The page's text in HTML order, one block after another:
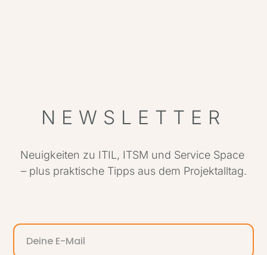
NEWSLETTER
Neuigkeiten zu ITIL, ITSM und Service Space
– plus praktische Tipps aus dem Projektalltag.